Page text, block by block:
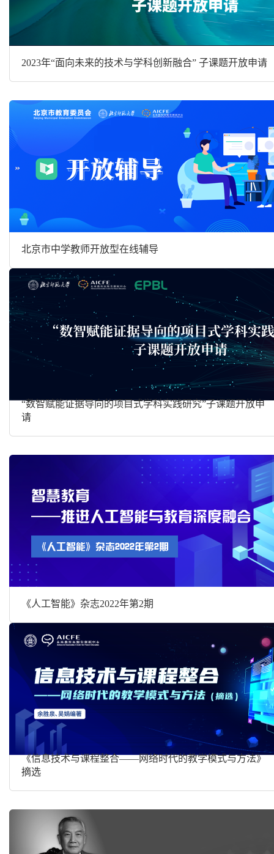
2023年“面向未来的技术与学科创新融合” 子课题开放申请
北京市中学教师开放型在线辅导
“数智赋能证据导向的项目式学科实践研究”子课题开放申
请
《人工智能》杂志2022年第2期
《信息技术与课程整合——网络时代的教学模式与方法》
摘选